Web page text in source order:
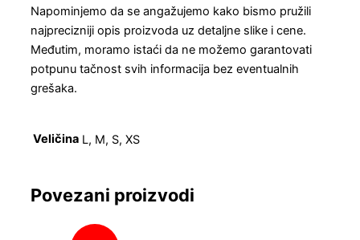
Napominjemo da se angažujemo kako bismo pružili
najprecizniji opis proizvoda uz detaljne slike i cene.
Međutim, moramo istaći da ne možemo garantovati
potpunu tačnost svih informacija bez eventualnih
grešaka.
Veličina L, M, S, XS
Povezani proizvodi